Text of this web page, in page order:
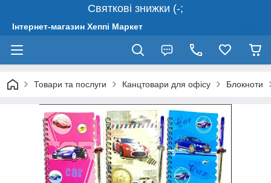
Святкові знижки (-;
Інтернет-магазин Хеппі Маркет
Товари та послуги Канцтовари для офісу Блокноти